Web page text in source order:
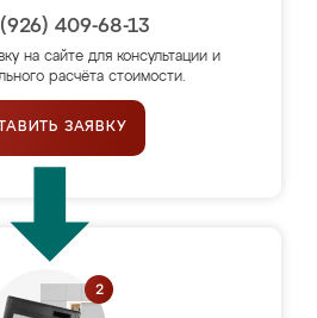
409-68-13
на сайте для консультации и
расчёта стоимости.
ЗАЯВКУ